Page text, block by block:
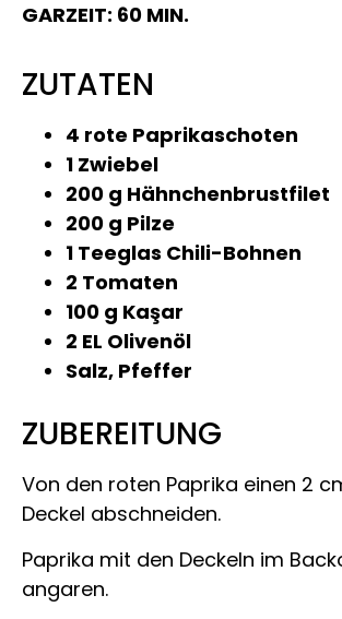
GARZEIT: 60 MIN.
ZUTATEN
4 rote Paprikaschoten
1 Zwiebel
200 g Hähnchenbrustfilet
200 g Pilze
1 Teeglas Chili-Bohnen
2 Tomaten
100 g Kaşar
2 EL Olivenöl
Salz, Pfeffer
ZUBEREITUNG
Von den roten Paprika einen 2
Deckel abschneiden.
Paprika mit den Deckeln im
angaren.